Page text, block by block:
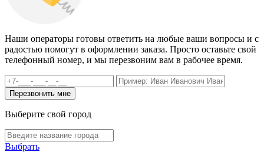
Наши операторы готовы ответить на любые ваши вопросы и с
радостью помогут в оформлении заказа. Просто оставьте свой
телефонный номер, и мы перезвоним вам в рабочее время.
Выберите свой город
Выбрать